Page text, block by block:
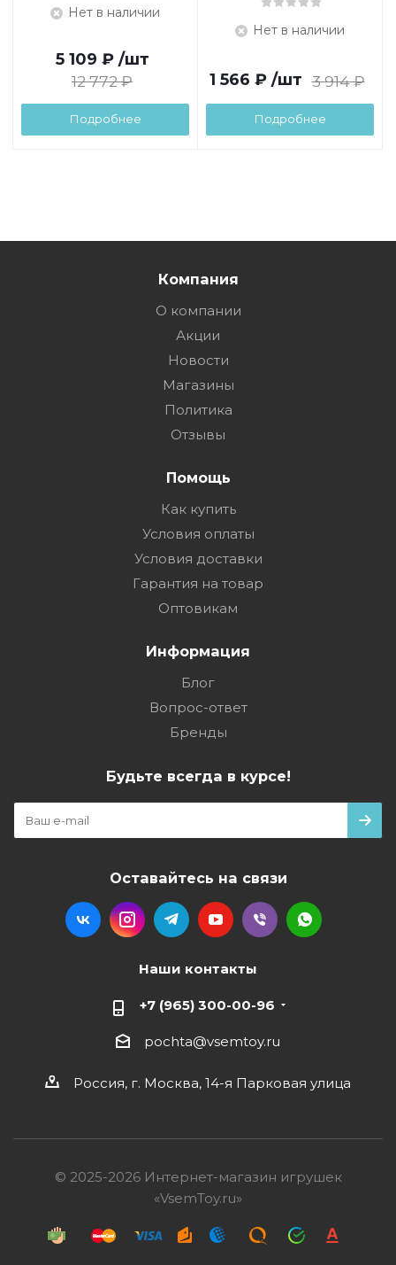
Нет в наличии
5 109 ₽ /шт
12 772₽
Подробнее
Нет в наличии
1 566 ₽ /шт 3 914₽
Подробнее
Компания
О компании
Акции
Новости
Магазины
Политика
Отзывы
Помощь
Как купить
Условия оплаты
Условия доставки
Гарантия на товар
Оптовикам
Информация
Блог
Вопрос-ответ
Бренды
Будьте всегда в курсе!
Оставайтесь на связи
Наши контакты
+7 (965) 300-00-96
pochta@vsemtoy.ru
Россия, г. Москва, 14-я Парковая улица
© 2025-2026 Интернет-магазин игрушек
«VsemToy.ru»